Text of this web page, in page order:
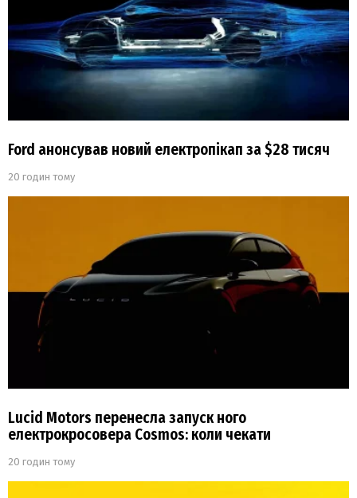
Ford анонсував новий електропікап за $28 тисяч
20 годин тому
Lucid Motors перенесла запуск ного
електрокросовера Cosmos: коли чекати
20 годин тому